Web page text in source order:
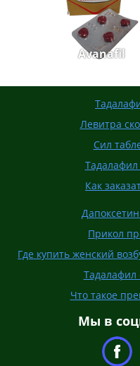
Avanafil
Левитра
Сил
Как
Прикол
Где купить женский
Тадалафил
Что такое
Мы в